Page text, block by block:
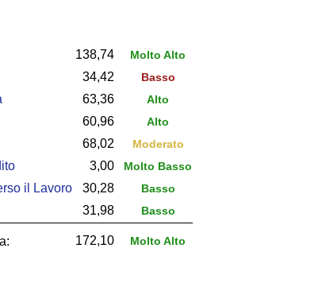
138,74 Molto Alto
34,42 Basso
63,36 Alto
60,96 Alto
68,02 Moderato
3,00 Molto Basso
il Lavoro 30,28 Basso
31,98 Basso
172,10 Molto Alto